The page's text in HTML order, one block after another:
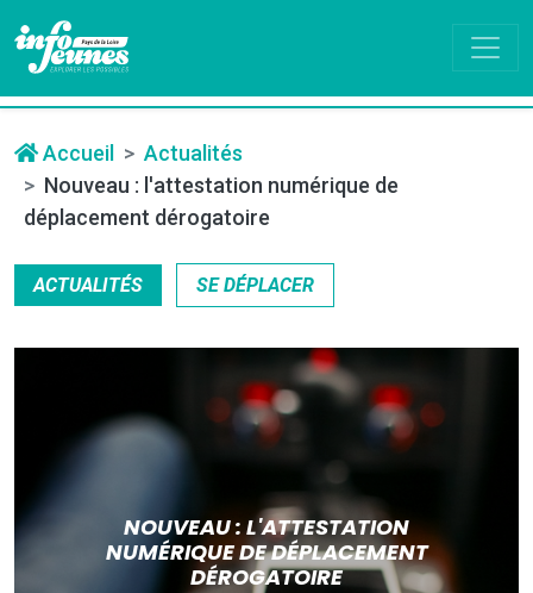
Accueil
Actualités
Nouveau : l'attestation numérique de
déplacement dérogatoire
ACTUALITÉS SE DÉPLACER
NOUVEAU : L'ATTESTATION
NUMÉRIQUE DE DÉPLACEMENT
DÉROGATOIRE